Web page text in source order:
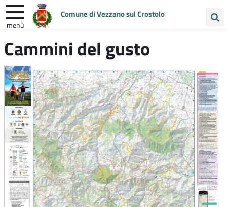
Comune di Vezzano sul Crostolo
menù
nel
sito
ENTRA IN COMUNE VIVI VEZZANO
Cammini del gusto